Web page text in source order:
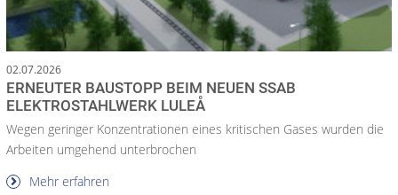
02.07.2026
ERNEUTER BAUSTOPP BEIM NEUEN SSAB
ELEKTROSTAHLWERK LULEÅ
Wegen geringer Konzentrationen eines kritischen Gases wurden die
Arbeiten umgehend unterbrochen
Mehr erfahren